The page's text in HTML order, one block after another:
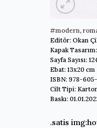
#modern,
Editör: Okan
Kapak
Sayfa Sayısı:
Ebat: 13x20 cm
ISBN: 978-
Cilt Tipi:
Baskı:
.satis